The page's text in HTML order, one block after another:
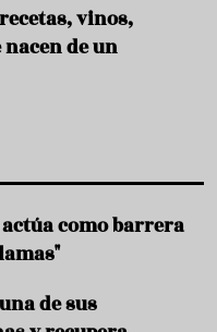
vinos,
de un
como barrera
de sus